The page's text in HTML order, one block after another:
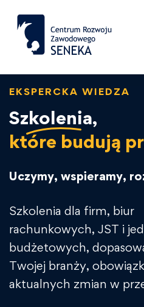
EKSPERCKA WIEDZA
Szkolenia,
które budują
Uczymy, wspieramy,
Szkolenia dla firm, biur
rachunkowych, JST i
budżetowych,
Twojej branży,
aktualnych zmian w